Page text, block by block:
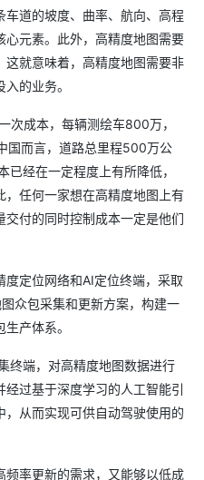
车道的坡度、曲率、航向、高程
元素。此外，高精度地图需要
这就意味着，高精度地图需要非
的业务。
次成本，每辆测绘车800万，
国而言，道路总里程500万公
经在一定程度上有所降低，
任何一家想在高精度地图上有
付的同时控制成本一定是他们
定位网络和AI定位终端，采取
众包采集和更新方案，构建一
产体系。
终端，对高精度地图数据进行
过基于深度学习的人工智能引
从而实现可供自动驾驶使用的
率更新的需求，又能够以低成